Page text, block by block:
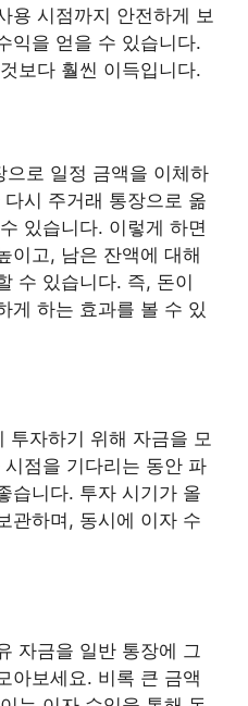
용 시점까지 안전하게 보
익을 얻을 수 있습니다.
보다 훨씬 이득입니다.
으로 일정 금액을 이체하
시 주거래 통장으로 옮
있습니다. 이렇게 하면
이고, 남은 잔액에 대해
수 있습니다. 즉, 돈이
게 하는 효과를 볼 수 있
투자하기 위해 자금을 모
점을 기다리는 동안 파
습니다. 투자 시기가 올
관하며, 동시에 이자 수
자금을 일반 통장에 그
아보세요. 비록 큰 금액